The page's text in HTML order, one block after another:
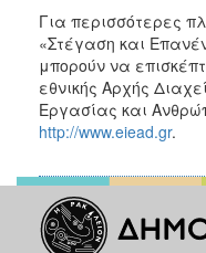
Για περισσότερες
«Στέγαση και
μπορούν να
εθνικής Αρχής
Εργασίας και
http://www.eiead.gr.